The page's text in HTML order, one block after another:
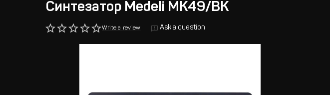
Синтезатор Medeli MK49/BK
Write a review Ask a question